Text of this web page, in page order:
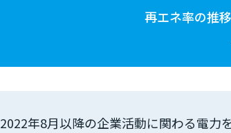
再エネ率の推移
2022年8月以降の企業活動に関わる電力